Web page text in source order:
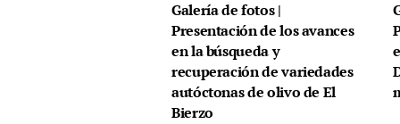
Galería de fotos |
Presentación de los avances
en la búsqueda y
recuperación de variedades
autóctonas de olivo de El
Bierzo